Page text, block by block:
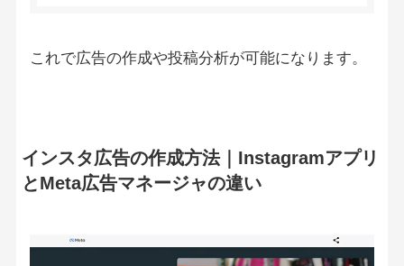
これで広告の作成や投稿分析が可能になります。
インスタ広告の作成方法｜Instagramアプリ
とMeta広告マネージャの違い